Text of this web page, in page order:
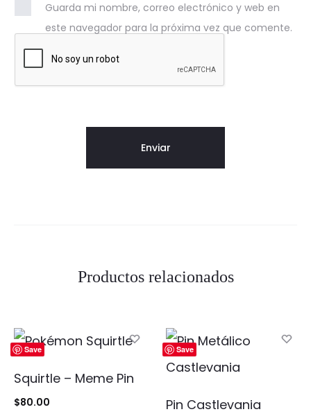
Guarda mi nombre, correo electrónico y web en
este navegador para la próxima vez que comente.
Productos relacionados
Save
Squirtle – Meme Pin
$80.00
Save
Pin Castlevania